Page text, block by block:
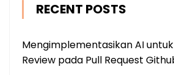
RECENT POSTS
Mengimplementasikan AI
Review pada Pull Request